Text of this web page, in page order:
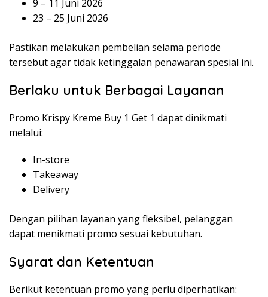
9 – 11 Juni 2026
23 – 25 Juni 2026
Pastikan melakukan pembelian selama periode
tersebut agar tidak ketinggalan penawaran spesial ini.
Berlaku untuk Berbagai Layanan
Promo Krispy Kreme Buy 1 Get 1 dapat dinikmati
melalui:
In-store
Takeaway
Delivery
Dengan pilihan layanan yang fleksibel, pelanggan
dapat menikmati promo sesuai kebutuhan.
Syarat dan Ketentuan
Berikut ketentuan promo yang perlu diperhatikan: